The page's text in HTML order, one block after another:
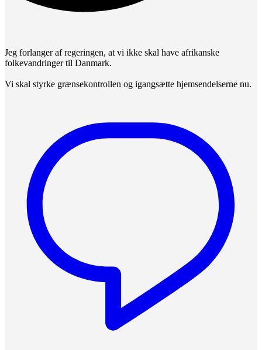
Jeg forlanger af regeringen, at vi ikke skal have afrikanske
folkevandringer til Danmark.
Vi skal styrke grænsekontrollen og igangsætte hjemsendelserne nu.